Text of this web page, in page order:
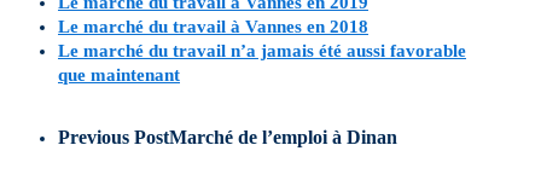
Le marché du travail à Vannes en 2018
Le marché du travail n’a jamais été aussi favorable
que maintenant
Previous PostMarché de l’emploi à Dinan